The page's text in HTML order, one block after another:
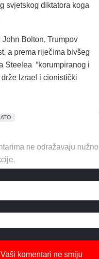
svjetskog diktatora koga
John Bolton, Trumpov
a prema riječima bivšeg
Steelea “korumpiranog i
Izrael i cionistički
ne odražavaju nužno
Vaši komentari ne smiju